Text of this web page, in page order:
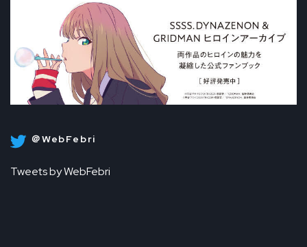
＠WebFebri
Tweets by WebFebri